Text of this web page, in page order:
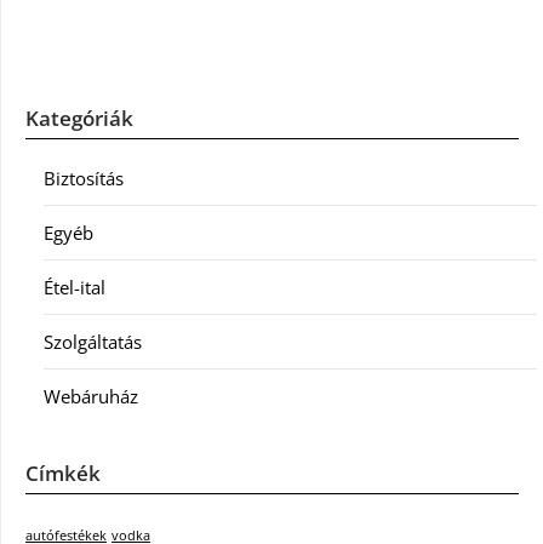
Kategóriák
Biztosítás
Egyéb
Étel-ital
Szolgáltatás
Webáruház
Címkék
autófestékek vodka